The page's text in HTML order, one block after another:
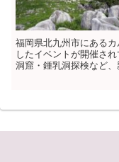
福岡県北九州市にある
したイベントが開催さ
洞窟・鍾乳洞探検など